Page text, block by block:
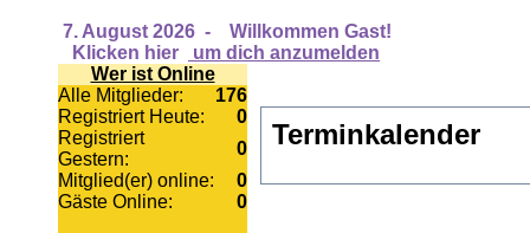
7. August 2026 -
Willkommen Gast!
Klicken hier
um dich anzumelden
Wer ist Online
Alle Mitglieder:
176
Registriert Heute:
0
Registriert
Gestern:
0
Mitglied(er) online:
0
Gäste Online:
0
Terminkalender